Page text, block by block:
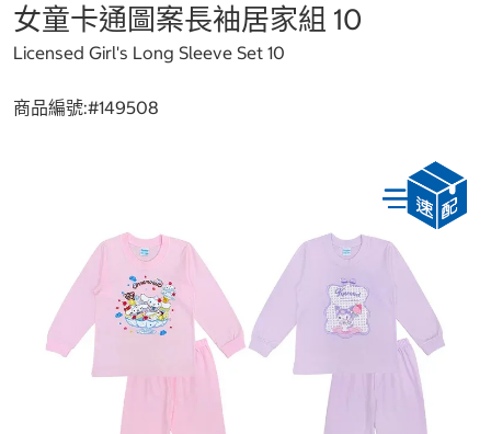
女童卡通圖案長袖居家組 10
Licensed Girl's Long Sleeve Set 10
商品編號:#149508